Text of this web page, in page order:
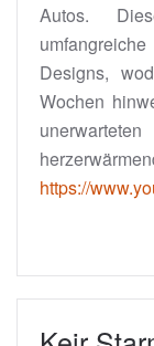
Autos.
Designs,
Wochen
https://